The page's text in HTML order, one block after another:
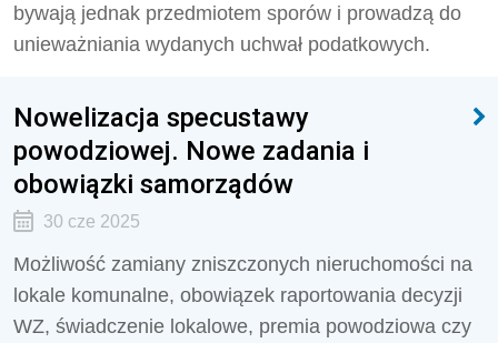
bywają jednak przedmiotem sporów i prowadzą do
unieważniania wydanych uchwał podatkowych.
Nowelizacja specustawy
powodziowej. Nowe zadania i
obowiązki samorządów
30 cze 2025
Możliwość zamiany zniszczonych nieruchomości na
lokale komunalne, obowiązek raportowania decyzji
WZ, świadczenie lokalowe, premia powodziowa czy